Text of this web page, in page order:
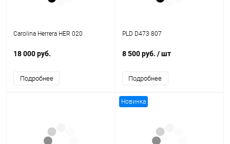
Carolina Herrera HER 020
18 000 руб.
Подробнее
PLD D473 807
8 500 руб. / шт
Подробнее
Новинка